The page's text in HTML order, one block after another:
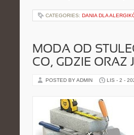
CATEGORIES: DANIA DLA
MODA OD
CO, GDZIE ORAZ
POSTED BY ADMIN LIS - 2 -